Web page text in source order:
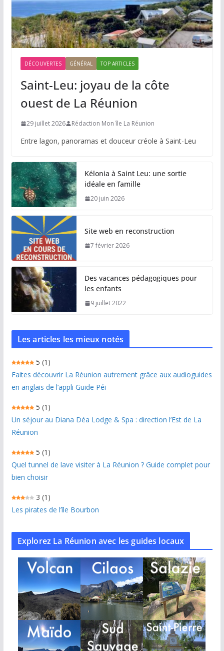
DÉCOUVERTES GÉNÉRAL TOP ARTICLES
Saint-Leu: joyau de la côte
ouest de La Réunion
29 juillet 2026 Rédaction Mon île La Réunion
Entre lagon, panoramas et douceur créole à Saint-Leu
Kélonia à Saint Leu: une sortie
idéale en famille
20 juin 2026
Site web en reconstruction
7 février 2026
Des vacances pédagogiques pour
les enfants
9 juillet 2022
Les articles les mieux notés
5 (1)
Faites découvrir La Réunion autrement grâce aux audioguides
en anglais de l’appli Guide Péi
5 (1)
Un séjour au Diana Déa Lodge & Spa : direction l’Est de La
Réunion
5 (1)
Quel tunnel de lave visiter à La Réunion ? Guide complet pour
bien choisir
3 (1)
Les pirates de l’île Bourbon
Explorez La Réunion avec les guides locaux